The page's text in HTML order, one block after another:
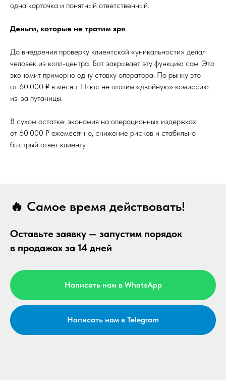
одна карточка и понятный ответственный.
Деньги, которые не тратим зря
До внедрения проверку клиентской «уникальности» делал
человек из колл-центра. Бот закрывает эту функцию сам. Это
экономит примерно одну ставку оператора. По рынку это
от 60 000 ₽ в месяц. Плюс не платим «двойную» комиссию
из-за путаницы.
В сухом остатке: экономия на операционных издержках
от 60 000 ₽ ежемесячно, снижение рисков и стабильно
быстрый ответ клиенту.
🔥 Самое время действовать!
Оставьте заявку — запустим порядок
в продажах за 14 дней
Написать нам в WhatsApp
Написать нам в Telegram